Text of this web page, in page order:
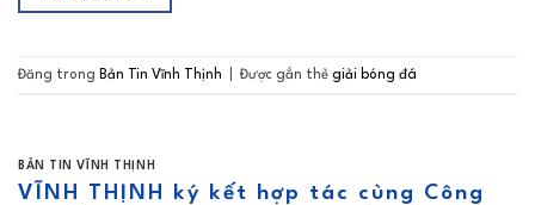
Đăng trong Bản Tin Vĩnh Thịnh Được gắn thẻ giải bóng đá
BẢN TIN VĨNH THỊNH
VĨNH THỊNH ký kết hợp tác cùng Công